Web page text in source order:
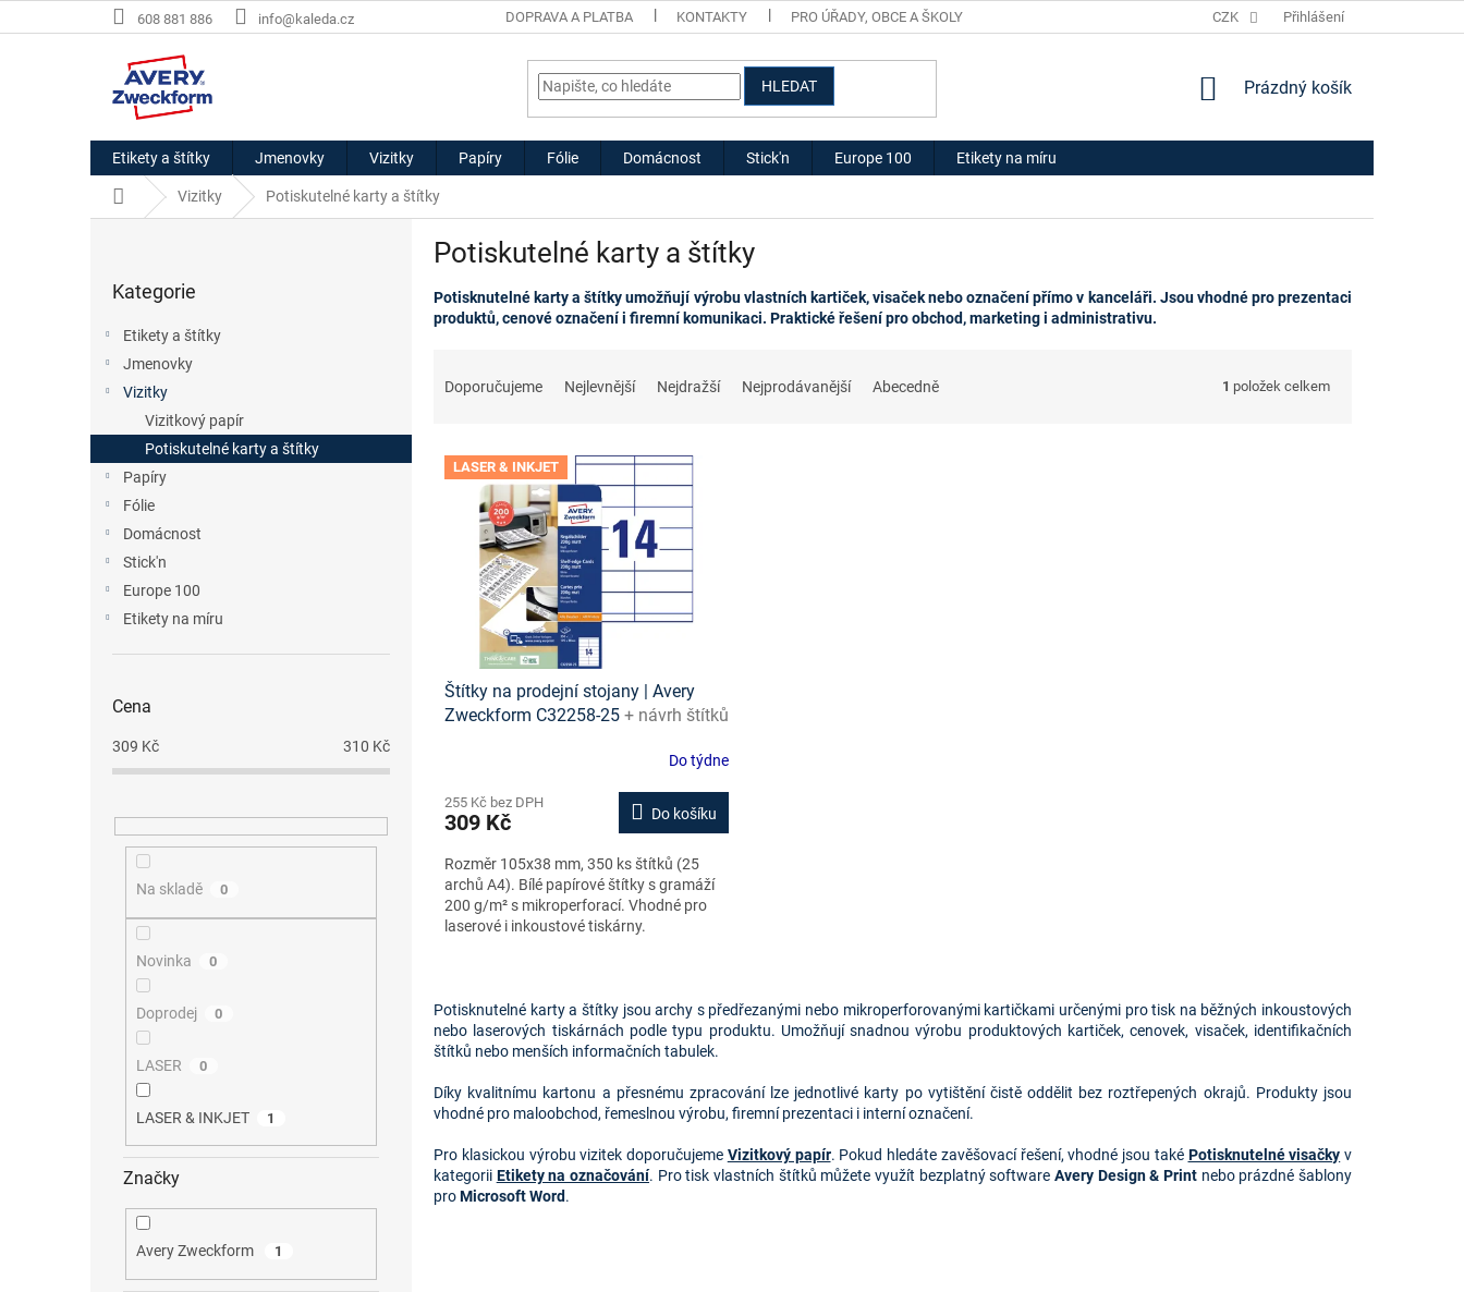
na
608 881 886 info@kaleda.cz DOPRAVA A PLATBA KONTAKTY PRO ÚŘADY, OBCE A ŠKOLY HODNOCENÍ OBCHODU
CZK Přihlášení
HLEDAT
NÁKUPNÍ
Prázdný košík
Etikety a štítky Jmenovky Vizitky Papíry Fólie Domácnost Stick'n Europe 100 Etikety na míru
Domů Vizitky Potiskutelné karty a štítky
a
kategorie
Kategorie
Etikety a štítky
Jmenovky
Vizitky
Vizitkový papír
Potiskutelné karty a štítky
Papíry
Fólie
Domácnost
Stick'n
Europe 100
Etikety na míru
Cena
309 Kč 310 Kč
Na skladě 0
Novinka 0
Doprodej 0
LASER 0
LASER & INKJET 1
Značky
Avery Zweckform 1
Potiskutelné karty a štítky
Potisknutelné karty a štítky umožňují výrobu vlastních kartiček, visaček nebo označení přímo v kanceláři. Jsou vhodné pro prezentaci
produktů, cenové označení i firemní komunikaci. Praktické řešení pro obchod, marketing i administrativu.
Doporučujeme Nejlevnější Nejdražší Nejprodávanější Abecedně 1 položek celkem
V LASER & INKJET
Štítky na prodejní stojany | Avery
Zweckform C32258-25 + návrh štítků
Do týdne
255 Kč bez DPH
309 Kč Do košíku
Rozměr 105x38 mm, 350 ks štítků (25
archů A4). Bílé papírové štítky s gramáží
200 g/m² s mikroperforací. Vhodné pro
laserové i inkoustové tiskárny.
l
á
c
í
p
r
v
Potisknutelné karty a štítky jsou archy s předřezanými nebo mikroperforovanými kartičkami určenými pro tisk na běžných inkoustových
nebo laserových tiskárnách podle typu produktu. Umožňují snadnou výrobu produktových kartiček, cenovek, visaček, identifikačních
štítků nebo menších informačních tabulek.
Díky kvalitnímu kartonu a přesnému zpracování lze jednotlivé karty po vytištění čistě oddělit bez roztřepených okrajů. Produkty jsou
vhodné pro maloobchod, řemeslnou výrobu, firemní prezentaci i interní označení.
Pro klasickou výrobu vizitek doporučujeme Vizitkový papír. Pokud hledáte zavěšovací řešení, vhodné jsou také Potisknutelné visačky v
kategorii Etikety na označování. Pro tisk vlastních štítků můžete využít bezplatný software Avery Design & Print nebo prázdné šablony
pro Microsoft Word.